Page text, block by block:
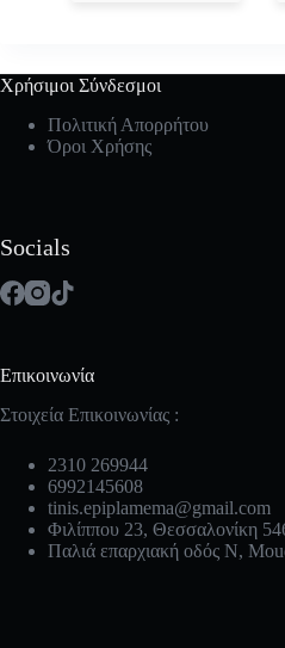
Χρήσιμοι Σύνδεσμοι
Πολιτική Απορρήτου
Όροι Χρήσης
Socials
Επικοινωνία
Στοιχεία Επικοινωνίας :
2310 269944
6992145608
tinis.epiplamema@gmail.com
Φιλίππου 23, Θεσσαλονίκη
Παλιά επαρχιακή οδός Ν,